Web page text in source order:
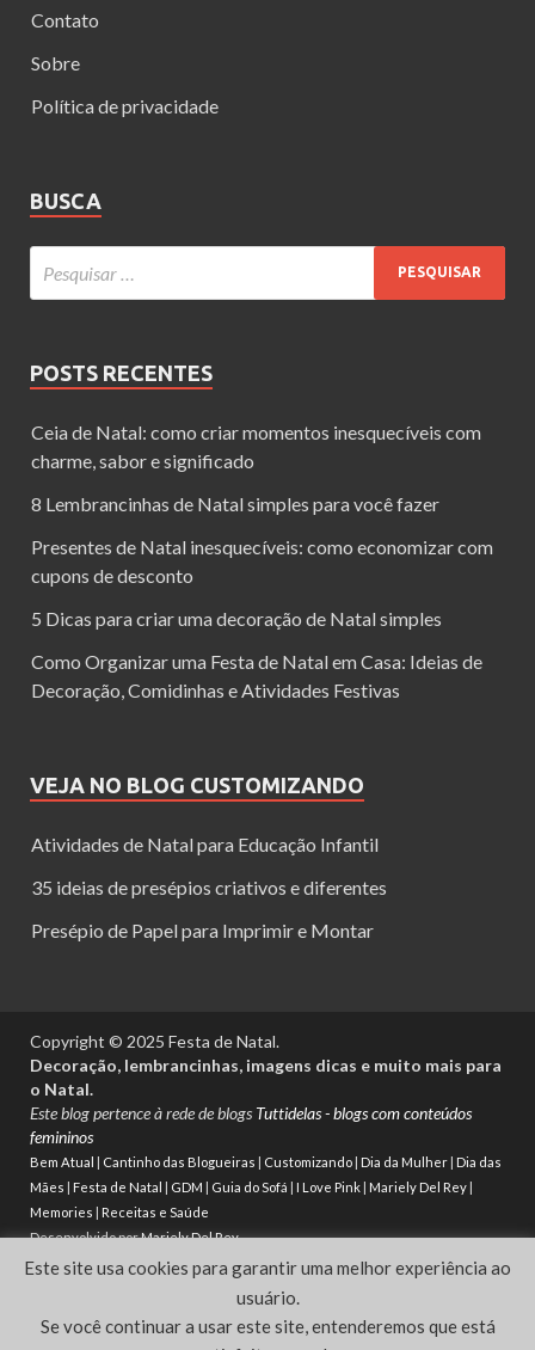
Contato
Sobre
Política de privacidade
BUSCA
POSTS RECENTES
Ceia de Natal: como criar momentos inesquecíveis com
charme, sabor e significado
8 Lembrancinhas de Natal simples para você fazer
Presentes de Natal inesquecíveis: como economizar com
cupons de desconto
5 Dicas para criar uma decoração de Natal simples
Como Organizar uma Festa de Natal em Casa: Ideias de
Decoração, Comidinhas e Atividades Festivas
VEJA NO BLOG CUSTOMIZANDO
Atividades de Natal para Educação Infantil
35 ideias de presépios criativos e diferentes
Presépio de Papel para Imprimir e Montar
Copyright © 2025 Festa de Natal.
Decoração, lembrancinhas, imagens dicas e muito mais para
o Natal.
Este blog pertence à rede de blogs Tuttidelas - blogs com conteúdos
femininos
Bem Atual | Cantinho das Blogueiras | Customizando | Dia da Mulher | Dia das
Mães | Festa de Natal | GDM | Guia do Sofá | I Love Pink | Mariely Del Rey |
Memories | Receitas e Saúde
Desenvolvido porMariely Del Rey
Powered by WordPressandHitMag
Este site usa cookies para garantir uma melhor experiência ao
usuário.
Se você continuar a usar este site, entenderemos que está